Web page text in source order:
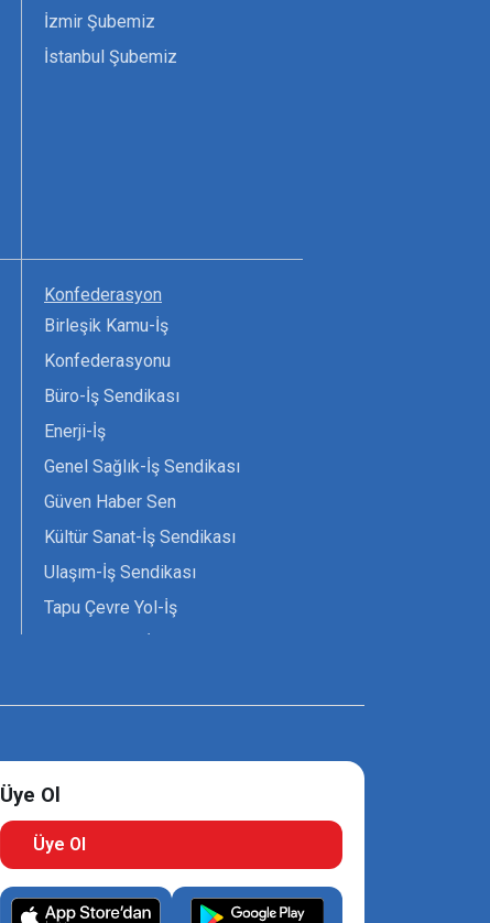
İzmir Şubemiz
İstanbul Şubemiz
Konfederasyon
Birleşik Kamu-İş
Konfederasyonu
Büro-İş Sendikası
Enerji-İş
Genel Sağlık-İş Sendikası
Güven Haber Sen
Kültür Sanat-İş Sendikası
Ulaşım-İş Sendikası
Tapu Çevre Yol-İş
Uzman Diyanet - Sen
Üye Ol
Üye Ol